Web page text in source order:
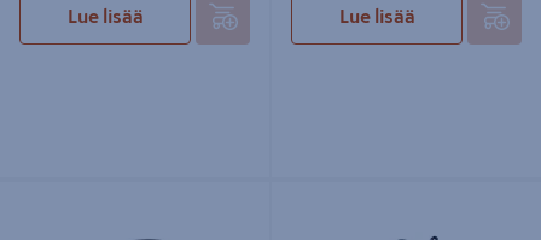
Lue lisää Lue lisää